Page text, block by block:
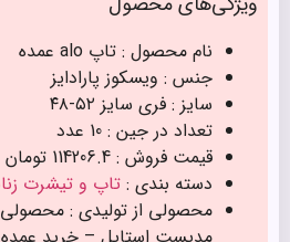
نام محصول : تاپ alo عمده
جنس : ویسکوز پارادایز
سایز : فری سایز ۵۲-۴۸
تعداد در جین : 10 عدد
قیمت فروش : 114206.4 تومان
دسته بندی : تاپ و تیشرت
محصولی از تولیدی : محصولی